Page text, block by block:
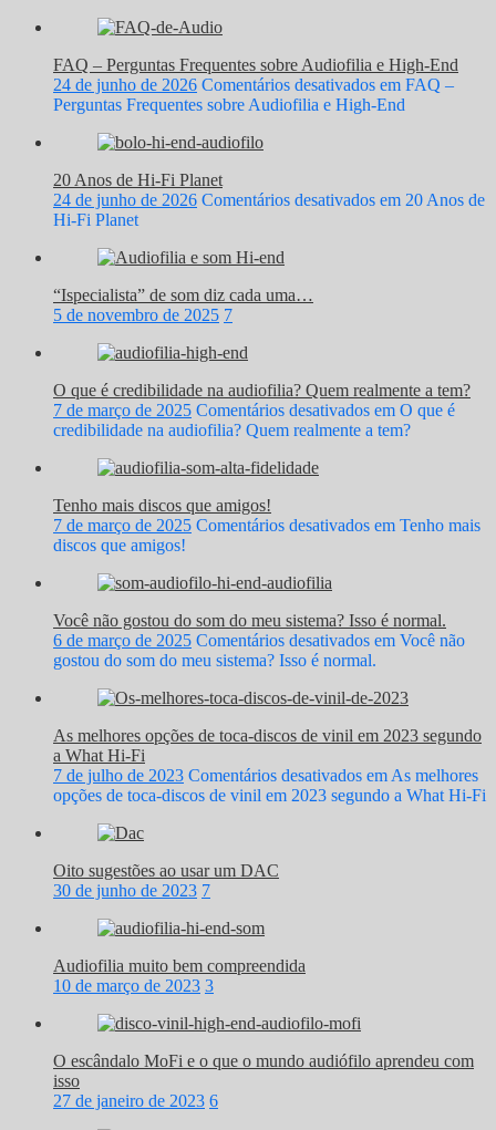
FAQ – Perguntas Frequentes sobre Audiofilia e High-End
24 de junho de 2026 Comentários desativados em FAQ –
Perguntas Frequentes sobre Audiofilia e High-End
20 Anos de Hi-Fi Planet
24 de junho de 2026 Comentários desativados em 20 Anos de
Hi-Fi Planet
“Ispecialista” de som diz cada uma…
5 de novembro de 2025 7
O que é credibilidade na audiofilia? Quem realmente a tem?
7 de março de 2025 Comentários desativados em O que é
credibilidade na audiofilia? Quem realmente a tem?
Tenho mais discos que amigos!
7 de março de 2025 Comentários desativados em Tenho mais
discos que amigos!
Você não gostou do som do meu sistema? Isso é normal.
6 de março de 2025 Comentários desativados em Você não
gostou do som do meu sistema? Isso é normal.
As melhores opções de toca-discos de vinil em 2023 segundo
a What Hi-Fi
7 de julho de 2023 Comentários desativados em As melhores
opções de toca-discos de vinil em 2023 segundo a What Hi-Fi
Oito sugestões ao usar um DAC
30 de junho de 2023 7
Audiofilia muito bem compreendida
10 de março de 2023 3
O escândalo MoFi e o que o mundo audiófilo aprendeu com
isso
27 de janeiro de 2023 6